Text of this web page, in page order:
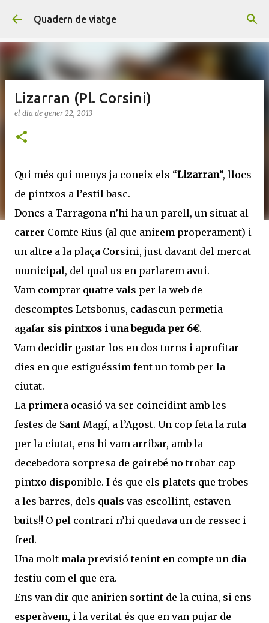
Salta al contingut principal
Quadern de viatge
Lizarran (Pl. Corsini)
el dia de gener 22, 2013
Qui més qui menys ja coneix els “Lizarran”, llocs
de pintxos a l’estil basc.
Doncs a Tarragona n’hi ha un parell, un situat al
carrer Comte Rius (al que anirem properament) i
un altre a la plaça Corsini, just davant del mercat
municipal, del qual us en parlarem avui.
Vam comprar quatre vals per la web de
descomptes Letsbonus, cadascun permetia
agafar sis pintxos i una beguda per 6€.
Vam decidir gastar-los en dos torns i aprofitar
dies en que estiguéssim fent un tomb per la
ciutat.
La primera ocasió va ser coincidint amb les
festes de Sant Magí, a l’Agost. Un cop feta la ruta
per la ciutat, ens hi vam arribar, amb la
decebedora sorpresa de gairebé no trobar cap
pintxo disponible. I és que els platets que trobes
a les barres, dels quals vas escollint, estaven
buits!! O pel contrari n’hi quedava un de ressec i
fred.
Una molt mala previsió tenint en compte un dia
festiu com el que era.
Ens van dir que anirien sortint de la cuina, si ens
esperàvem, i la veritat és que en van pujar de